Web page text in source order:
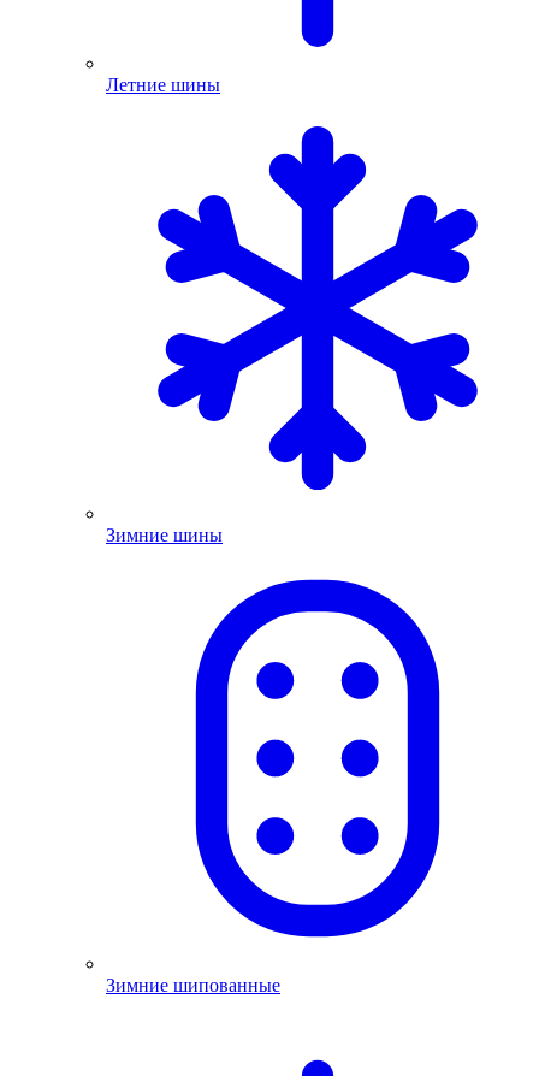
Летние шины
Зимние шины
Зимние шипованные